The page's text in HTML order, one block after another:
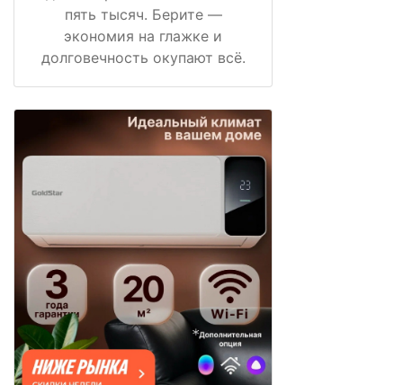
пять тысяч. Берите —
экономия на глажке и
долговечность окупают всё.